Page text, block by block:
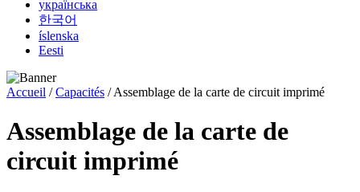
українська
한국어
íslenska
Eesti
Accueil /Capacités / Assemblage de la carte de circuit imprimé
Assemblage de la carte de
circuit imprimé